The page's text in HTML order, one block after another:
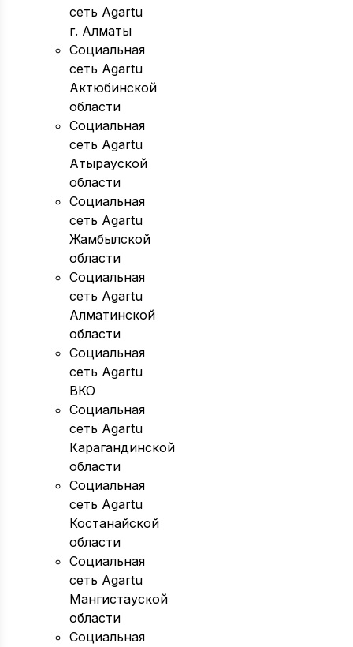
сеть Agartu
г. Алматы
Социальная
сеть Agartu
Актюбинской
области
Социальная
сеть Agartu
Атырауской
области
Социальная
сеть Agartu
Жамбылской
области
Социальная
сеть Agartu
Алматинской
области
Социальная
сеть Agartu
ВКО
Социальная
сеть Agartu
Карагандинской
области
Социальная
сеть Agartu
Костанайской
области
Социальная
сеть Agartu
Мангистауской
области
Социальная